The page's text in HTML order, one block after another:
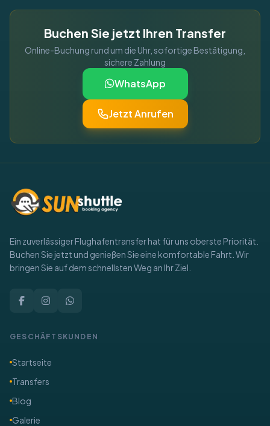
Buchen Sie jetzt Ihren Transfer
Online-Buchung rund um die Uhr, sofortige Bestätigung,
sichere Zahlung
WhatsApp
Jetzt Anrufen
Ein zuverlässiger Flughafentransfer hat für uns oberste Priorität.
Buchen Sie jetzt und genießen Sie eine komfortable Fahrt. Wir
bringen Sie auf dem schnellsten Weg an Ihr Ziel.
GESCHÄFTSKUNDEN
Startseite
Transfers
Blog
Galerie